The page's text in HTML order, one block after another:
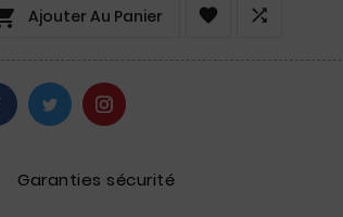
Ajouter Au Panier  
Garanties sécurité